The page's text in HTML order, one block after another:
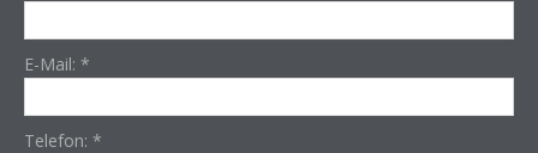
E-Mail: *
Telefon: *